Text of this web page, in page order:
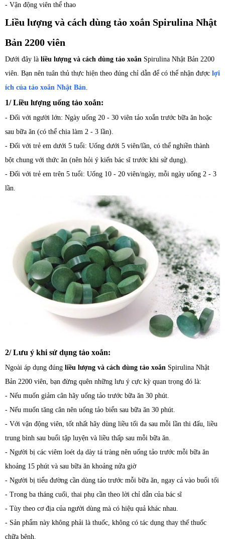
- Vận động viên thể thao
Liều lượng và cách dùng tảo xoắn Spirulina Nhật
Bản 2200 viên
Dưới đây là liều lượng và cách dùng tảo xoắn Spirulina Nhật Bản 2200
viên. Bạn nên tuân thủ thực hiện theo đúng chỉ dẫn để có thể nhận được lợi
ích của tảo xoắn Nhật Bản
1/ Liều lượng uống tảo xoắn:
- Đối với người lớn: Ngày uống 20 - 30 viên tảo xoắn trước bữa ăn hoặc
sau bữa ăn (có thể chia làm 2 - 3 lần).
- Đối với trẻ em dưới 5 tuổi: Uống dưới 5 viên/lần, có thể nghiền thành
bột chung với thức ăn (nên hỏi ý kiến bác sĩ trước khi sử dụng).
- Đối với trẻ em trên 5 tuổi: Uống 10 - 20 viên/ngày, mỗi ngày uống 2 - 3
lần.
2/ Lưu ý khi sử dụng tảo xoắn:
Ngoài áp dụng đúng liều lượng và cách dùng tảo xoắn Spirulina Nhật
Bản 2200 viên, bạn đừng quên những lưu ý cực kỳ quan trọng đó là:
- Nếu muốn giảm cân hãy uống tảo trước bữa ăn 30 phút.
- Nếu muốn tăng cân nên uống tảo biển sau bữa ăn 30 phút.
- Với vận động viên, tốt nhất hãy dùng liều tối đa sau mỗi lần thi đấu, liều
trung bình sau buổi tập luyện và liều thấp sau mỗi bữa ăn.
- Người bị các viêm loét dạ dày tá tràng nên uống tảo trước mỗi bữa ăn
khoảng 15 phút và sau bữa ăn khoảng nửa giờ
- Người bị tiểu đường cần dùng tảo trước mỗi bữa ăn, ngay cả vào buổi tối
- Trong ba tháng cuối, thai phụ cần theo lời chỉ dẫn của bác sĩ
- Tùy theo cơ địa của người dùng mà có hiệu quả khác nhau.
- Sản phẩm này không phải là thuốc, không có tác dụng thay thế thuốc
chữa bệnh.